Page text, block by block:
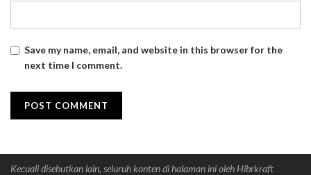
Save my name, email, and website in this browser for the
next time I comment.
Kecuali disebutkan lain, seluruh konten di halaman ini oleh Hibrkraft